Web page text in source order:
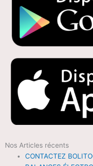
Nos Articles récents
CONTACTEZ